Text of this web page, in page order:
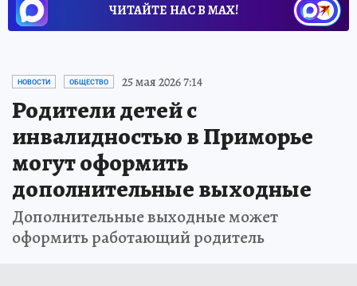
ЧИТАЙТЕ НАС В МАХ!
НОВОСТИ ОБЩЕСТВО 25 мая 2026 7:14
Родители детей с
инвалидностью в Приморье
могут оформить
дополнительные выходные
Дополнительные выходные может
оформить работающий родитель